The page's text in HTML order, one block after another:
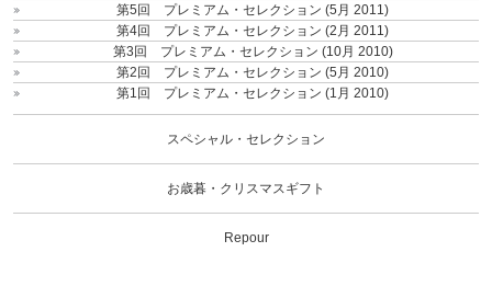
第5回 プレミアム・セレクション (5月 2011)
第4回 プレミアム・セレクション (2月 2011)
第3回 プレミアム・セレクション (10月 2010)
第2回 プレミアム・セレクション (5月 2010)
第1回 プレミアム・セレクション (1月 2010)
スペシャル・セレクション
お歳暮・クリスマスギフト
Repour